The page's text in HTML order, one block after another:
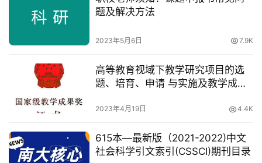
教
计
专
题
题及解决方法
2023年5月6日 7.9K
高等教育视域下教学研究项目的选
题、培育、申请 与实施及教学成果
2023年4月19日 4.4K
615本—最新版（2021-2022)中文
社会科学引文索引(CSSCI)期刊目录